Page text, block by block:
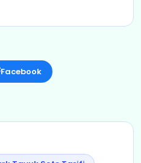
Facebook